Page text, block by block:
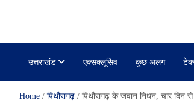
उत्तराखंड एक्सक्लूसिव कुछ अलग
Home पिथौरागढ़ पिथौरागढ़ के जवान निधन, चार दिन से
e